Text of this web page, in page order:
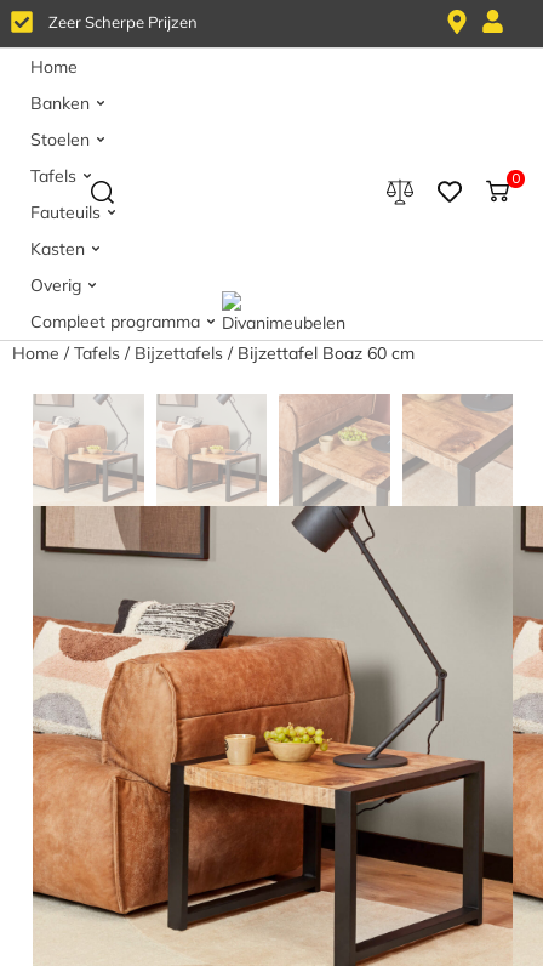
ZeerScherpe Prijzen
Home
Banken
Stoelen
Tafels
Fauteuils
Kasten
Overig
Compleet programma
0
Home /Tafels / Bijzettafels / Bijzettafel Boaz 60 cm